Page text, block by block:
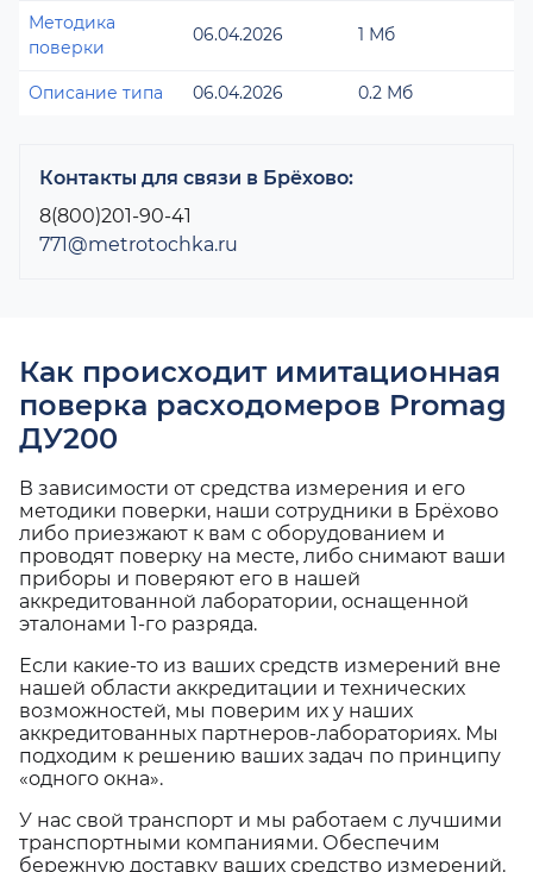
Методика
поверки
06.04.2026 1 Мб
Описание типа 06.04.2026 0.2 Мб
Контакты для связи в Брёхово:
8(800)201-90-41
771@metrotochka.ru
Как происходит имитационная
поверка расходомеров Promag
ДУ200
В зависимости от средства измерения и его
методики поверки, наши сотрудники в Брёхово
либо приезжают к вам с оборудованием и
проводят поверку на месте, либо снимают ваши
приборы и поверяют его в нашей
аккредитованной лаборатории, оснащенной
эталонами 1-го разряда.
Если какие-то из ваших средств измерений вне
нашей области аккредитации и технических
возможностей, мы поверим их у наших
аккредитованных партнеров-лабораториях. Мы
подходим к решению ваших задач по принципу
«одного окна».
У нас свой транспорт и мы работаем с лучшими
транспортными компаниями. Обеспечим
бережную доставку ваших средство измерений.